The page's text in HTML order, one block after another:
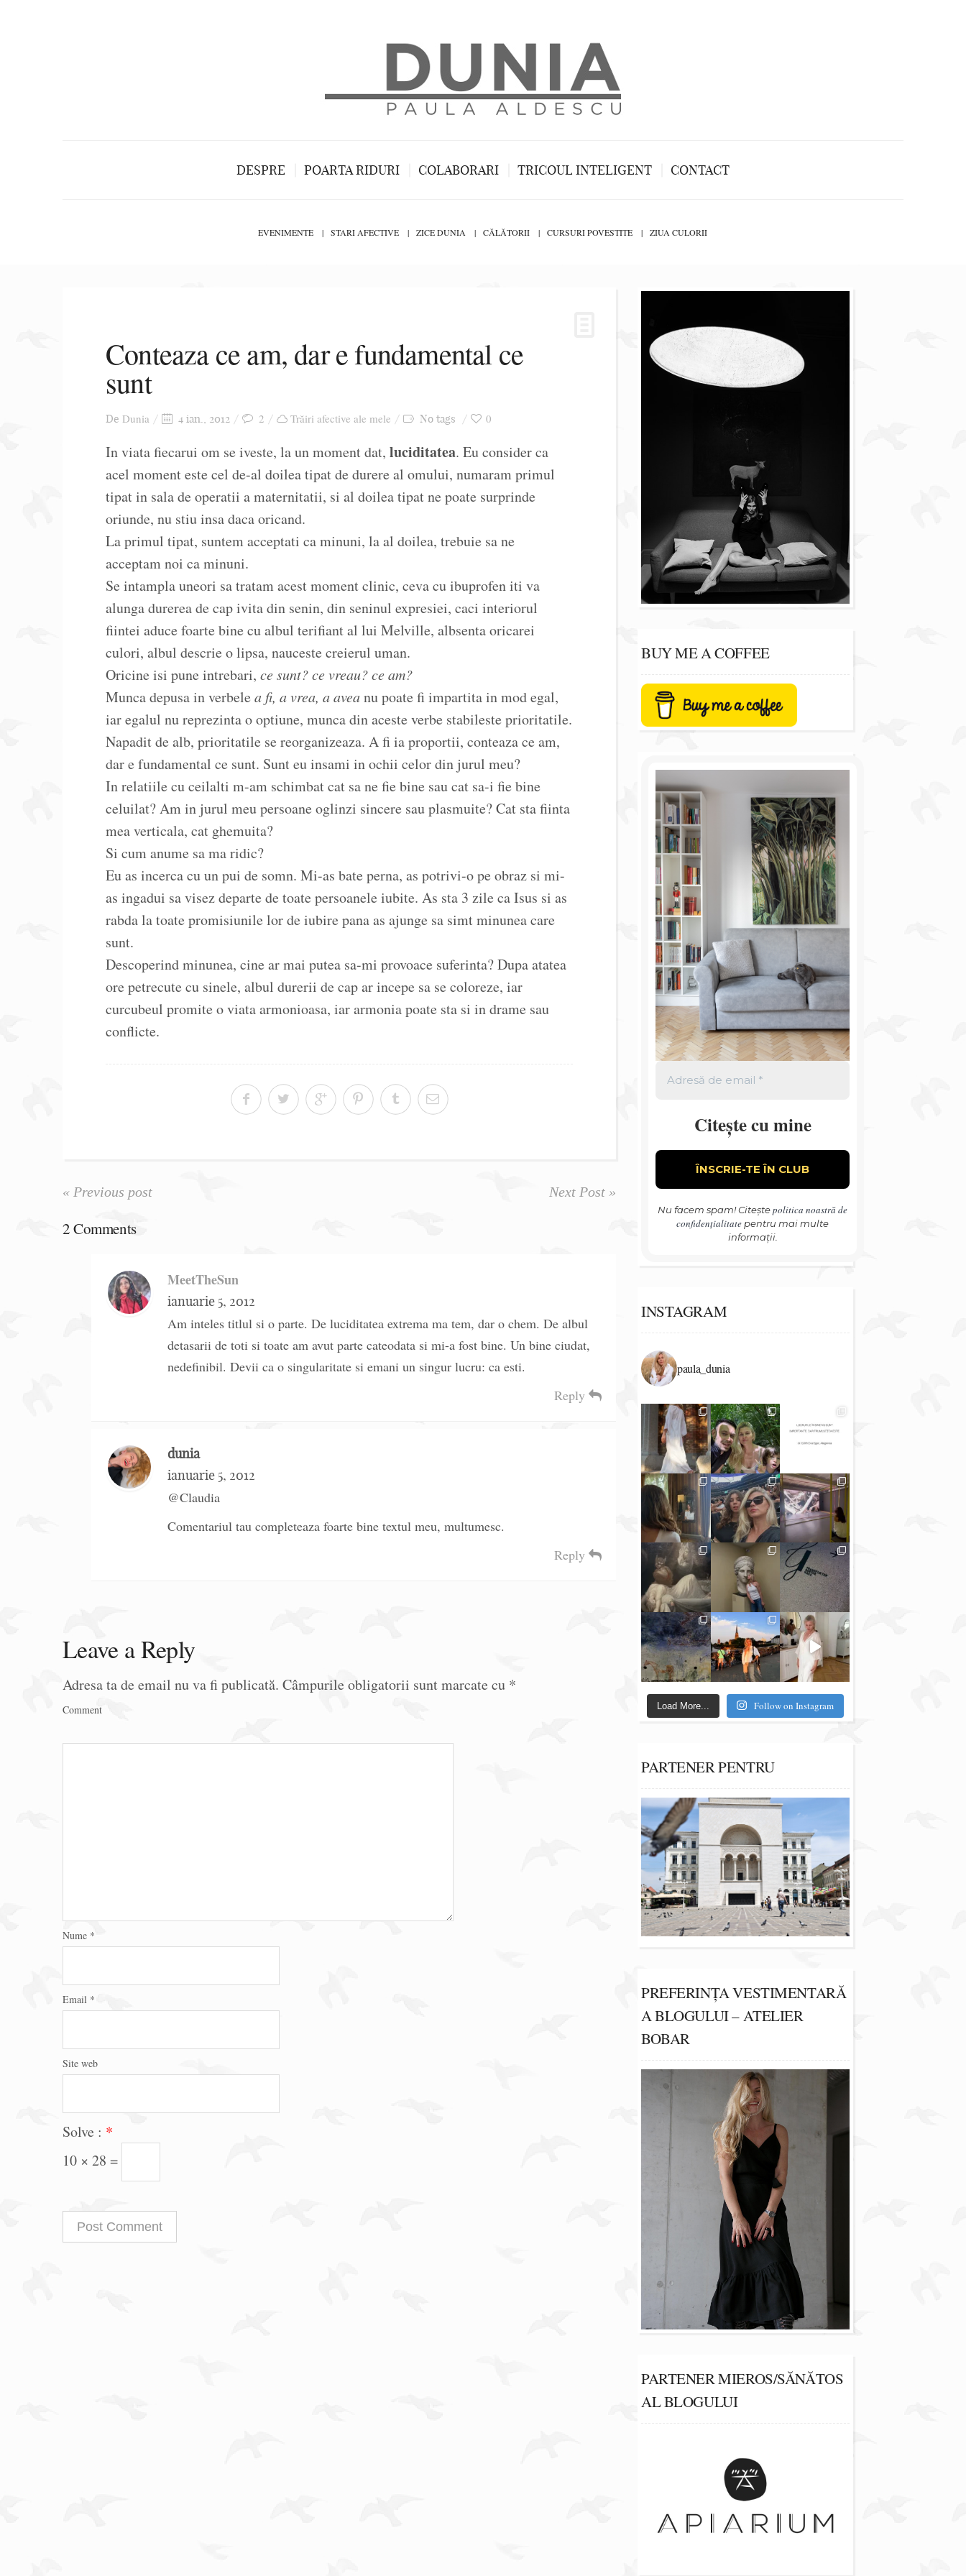
DESPRE POARTA RIDURI COLABORARI TRICOUL INTELIGENT CONTACT
EVENIMENTE STARI AFECTIVE ZICE DUNIA CĂLĂTORII CURSURI POVESTITE ZIUA CULORII
Conteaza ce am, dar e fundamental ce
sunt
De Dunia 4 ian., 2012 2 Trăiri afective ale mele No tags 0
In viata fiecarui om se iveste, la un moment dat, luciditatea. Eu consider ca
acel moment este cel de-al doilea tipat de durere al omului, numaram primul
tipat in sala de operatii a maternitatii, si al doilea tipat ne poate surprinde
oriunde, nu stiu insa daca oricand.
La primul tipat, suntem acceptati ca minuni, la al doilea, trebuie sa ne
acceptam noi ca minuni.
Se intampla uneori sa tratam acest moment clinic, ceva cu ibuprofen iti va
alunga durerea de cap ivita din senin, din seninul expresiei, caci interiorul
fiintei aduce foarte bine cu albul terifiant al lui Melville, albsenta oricarei
culori, albul descrie o lipsa, nauceste creierul uman.
Oricine isi pune intrebari, ce sunt? ce vreau? ce am?
Munca depusa in verbele a fi, a vrea, a aveanu poate fi impartita in mod egal,
iar egalul nu reprezinta o optiune, munca din aceste verbe stabileste prioritatile.
Napadit de alb, prioritatile se reorganizeaza. A fi ia proportii, conteaza ce am,
dar e fundamental ce sunt. Sunt eu insami in ochii celor din jurul meu?
In relatiile cu ceilalti m-am schimbat cat sa ne fie bine sau cat sa-i fie bine
celuilat? Am in jurul meu persoane oglinzi sincere sau plasmuite? Cat sta fiinta
mea verticala, cat ghemuita?
Si cum anume sa ma ridic?
Eu as incerca cu un pui de somn. Mi-as bate perna, as potrivi-o pe obraz si mi-
as ingadui sa visez departe de toate persoanele iubite. As sta 3 zile ca Isus si as
rabda la toate promisiunile lor de iubire pana as ajunge sa simt minunea care
sunt.
Descoperind minunea, cine ar mai putea sa-mi provoace suferinta? Dupa atatea
ore petrecute cu sinele, albul durerii de cap ar incepe sa se coloreze, iar
curcubeul promite o viata armonioasa, iar armonia poate sta si in drame sau
conflicte.
« Previous post Next Post »
2 Comments
MeetTheSun
ianuarie 5, 2012
Am inteles titlul si o parte. De luciditatea extrema ma tem, dar o chem. De albul
detasarii de toti si toate am avut parte cateodata si mi-a fost bine. Un bine ciudat,
nedefinibil. Devii ca o singularitate si emani un singur lucru: ca esti.
Reply
dunia
ianuarie 5, 2012
@Claudia
Comentariul tau completeaza foarte bine textul meu, multumesc.
Reply
Leave a Reply
Adresa ta de email nu va fi publicată. Câmpurile obligatorii sunt marcate cu *
Comment
Nume *
Email *
Site web
Solve : *
10 × 28 =
BUY ME A COFFEE
Citește cu mine
Nu facem spam! Citeștepolitica noastră de
confidențialitate pentru mai multe
informații.
INSTAGRAM
paula_dunia
Load More... Follow on Instagram
PARTENER PENTRU
PREFERINȚA VESTIMENTARĂ
A BLOGULUI – ATELIER
BOBAR
PARTENER MIEROS/SĂNĂTOS
AL BLOGULUI